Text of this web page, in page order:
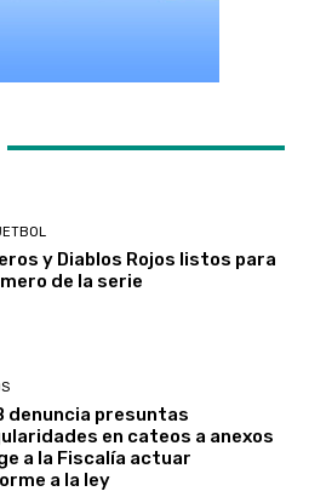
y Diablos Rojos listos para
de la serie
denuncia presuntas
en cateos a anexos
a la Fiscalía actuar
a la ley